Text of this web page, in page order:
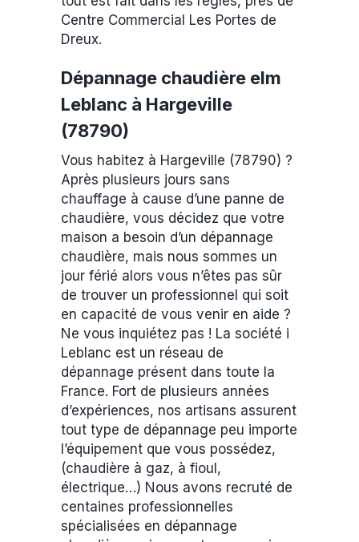
Centre Commercial Les Portes de
Dreux.
Dépannage chaudière elm
Leblanc à Hargeville
(78790)
Vous habitez à Hargeville (78790) ?
Après plusieurs jours sans
chauffage à cause d’une panne de
chaudière, vous décidez que votre
maison a besoin d’un dépannage
chaudière, mais nous sommes un
jour férié alors vous n’êtes pas sûr
de trouver un professionnel qui soit
en capacité de vous venir en aide ?
Ne vous inquiétez pas ! La société i
Leblanc est un réseau de
dépannage présent dans toute la
France. Fort de plusieurs années
d’expériences, nos artisans assurent
tout type de dépannage peu importe
l’équipement que vous possédez,
(chaudière à gaz, à fioul,
électrique…) Nous avons recruté de
centaines professionnelles
spécialisées en dépannage